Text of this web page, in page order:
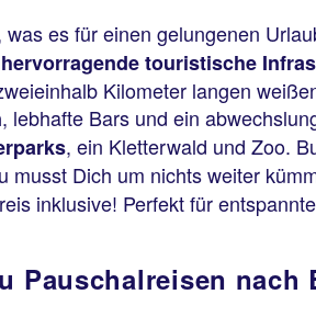
es für einen gelungenen
touristische
Kilometer langen
, lebhafte Bars und ein
, ein Kletterwald und Zoo.
musst Dich um nichts weiter
inklusive! Perfekt für
Pauschalreisen nach